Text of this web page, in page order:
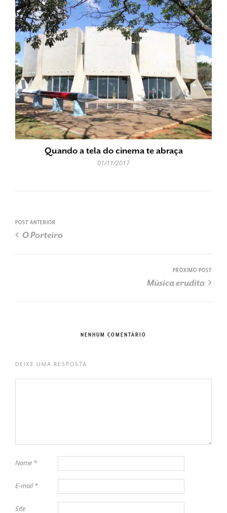
Quando a tela do cinema te abraça
01/11/2017
POST ANTERIOR
O Porteiro
PRÓXIMO POST
Música erudita
NENHUM COMENTÁRIO
DEIXE UMA RESPOSTA
Nome *
E-mail*
Site